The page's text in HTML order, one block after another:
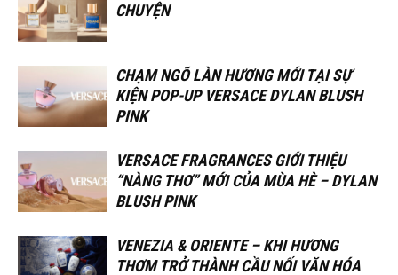
CHUYỆN
CHẠM NGÕ LÀN HƯƠNG MỚI TẠI SỰ
KIỆN POP-UP VERSACE DYLAN BLUSH
PINK
VERSACE FRAGRANCES GIỚI THIỆU
“NÀNG THƠ” MỚI CỦA MÙA HÈ – DYLAN
BLUSH PINK
VENEZIA & ORIENTE – KHI HƯƠNG
THƠM TRỞ THÀNH CẦU NỐI VĂN HÓA